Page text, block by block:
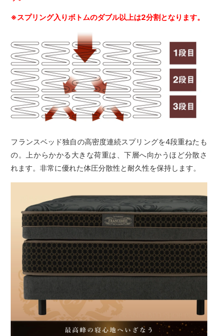
※スプリング入りボトムのダブル以上は2分割となります。
フランスベッド独自の高密度連続スプリングを4段重ねたも
の。上からかかる大きな荷重は、下層へ向かうほど分散さ
れます。非常に優れた体圧分散性と耐久性を保持します。